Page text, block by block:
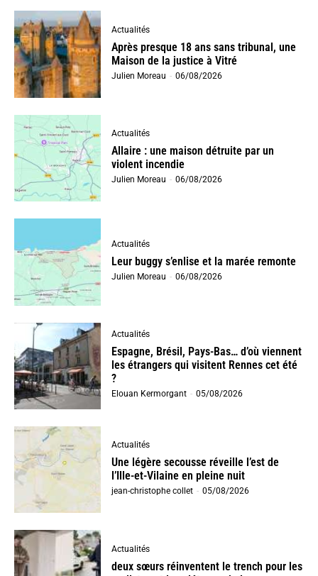
Actualités
Après presque 18 ans sans tribunal, une
Maison de la justice à Vitré
Julien Moreau - 06/08/2026
Actualités
Allaire : une maison détruite par un
violent incendie
Julien Moreau - 06/08/2026
Actualités
Leur buggy s’enlise et la marée remonte
Julien Moreau - 06/08/2026
Actualités
Espagne, Brésil, Pays-Bas… d’où viennent
les étrangers qui visitent Rennes cet été
?
Elouan Kermorgant - 05/08/2026
Actualités
Une légère secousse réveille l’est de
l’Ille-et-Vilaine en pleine nuit
jean-christophe collet - 05/08/2026
Actualités
deux sœurs réinventent le trench pour les